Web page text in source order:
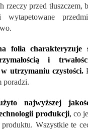
rzeczy przed tłuszczem,
folia charakteryzuje
i
utrzymaniu czystości.
poradzi.
najwyższej
produkcji, co
Wszystkie te